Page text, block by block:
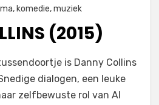
, komedie,muziek
(2015)
Collins
(2015)
is Danny Collins
dialogen, een leuke
zelfbewuste rol van Al